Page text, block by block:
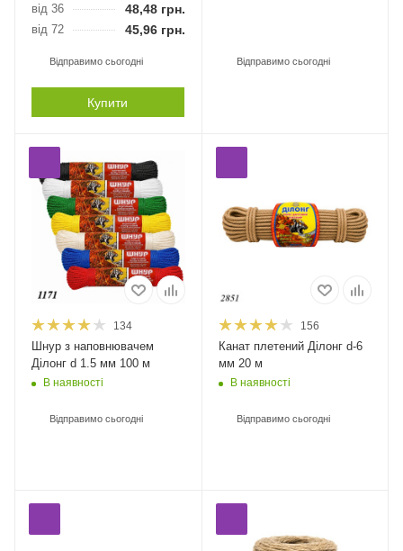
від 36 48,48 грн.
від 72 45,96 грн.
Відправимо сьогодні
Купити
Відправимо сьогодні
134
Шнур з наповнювачем
Ділонг d 1.5 мм 100 м
В наявності
Відправимо сьогодні
156
Канат плетений Ділонг d-6
мм 20 м
В наявності
Відправимо сьогодні